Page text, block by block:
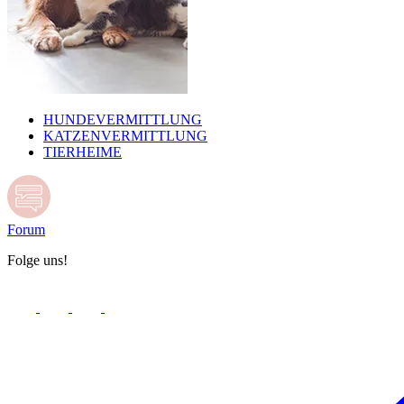
HUNDEVERMITTLUNG
KATZENVERMITTLUNG
TIERHEIME
Forum
Folge uns!